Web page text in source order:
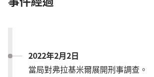
2022年2月2日
當局對弗拉基米爾展開刑事調查。